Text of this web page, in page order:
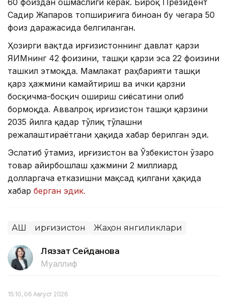
Садир Жапаров топшириғига биноан бу чегара 50
фоиз даражасида белгиланган.
Ҳозирги вақтда Қирғизистоннинг давлат қарзи
ЯИМнинг 42 фоизини, ташқи қарзи эса 22 фоизини
ташкил этмоқда. Мамлакат раҳбарияти ташқи
қарз ҳажмини камайтириш ва ички қарзни
босқичма-босқич ошириш сиёсатини олиб
бормоқда. Аввалроқ Қирғизистон ташқи қарзини
2035 йилга қадар тўлиқ тўлашни
режалаштираётгани ҳақида хабар берилган эди.
Эслатиб ўтамиз, Қирғизистон ва Ўзбекистон ўзаро
товар айирбошлаш ҳажмини 2 миллиард
долларгача етказишни мақсад қилгани ҳақида
хабар берган эдик.
АҚШ Қирғизистон Жаҳон янгиликлари
Ляззат Сейданова
Муаллиф
15:10, 06 Август 2026